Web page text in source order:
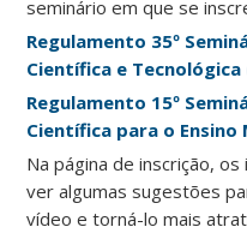
seminário em que se
Regulamento 35º
Científica e Tecnológica
Regulamento 15º
Científica para o Ensino
Na página de inscrição,
ver algumas sugestões
vídeo e torná-lo mais